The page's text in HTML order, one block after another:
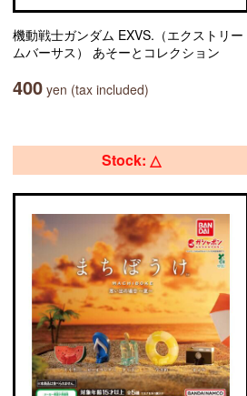
機動戦士ガンダム EXVS.（エクストリー
ムバーサス） あそーとコレクション
400 yen (tax included)
Stock: △